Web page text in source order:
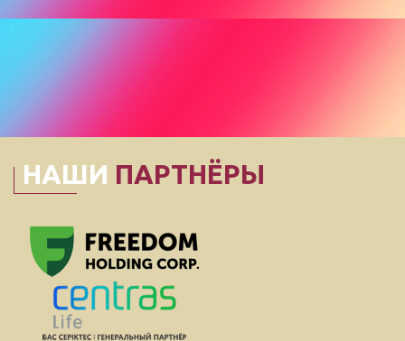
НАШИ ПАРТНЁРЫ